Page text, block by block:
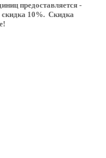
предоставляется -
скидка 10%. Скидка